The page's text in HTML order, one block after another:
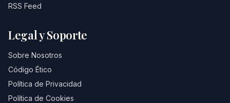
RSS Feed
Legal y Soporte
Sobre Nosotros
Código Ético
Política de Privacidad
Política de Cookies